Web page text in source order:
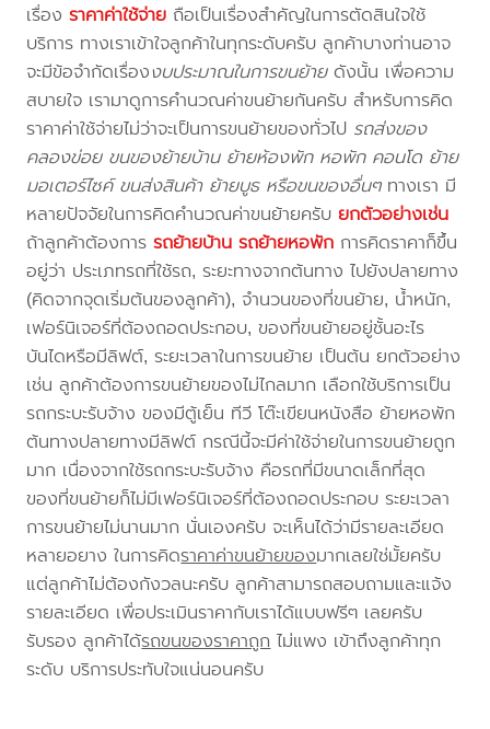
เรื่องราคาค่าใช้จ่าย ถือเป็นเรื่องสำคัญในการตัดสินใจใช้
บริการ ทางเราเข้าใจลูกค้าในทุกระดับครับ ลูกค้าบางท่านอาจ
จะมีข้อจำกัดเรื่องงบประมาณในการขนย้ายดังนั้น เพื่อความ
สบายใจ เรามาดูการคำนวณค่าขนย้ายกันครับ สำหรับการคิด
ราคาค่าใช้จ่ายไม่ว่าจะเป็นการขนย้ายของทั่วไป รถส่งของ
คลองข่อย ขนของย้ายบ้าน ย้ายห้องพัก หอพัก คอนโด ย้าย
มอเตอร์ไซค์ ขนส่งสินค้า ย้ายบูธ หรือขนของอื่นๆทางเรา มี
หลายปัจจัยในการคิดคำนวณค่าขนย้ายครับยกตัวอย่างเช่น
ถ้าลูกค้าต้องการรถย้ายบ้าน รถย้ายหอพัก การคิดราคาก็ขึ้น
อยู่ว่า ประเภทรถที่ใช้รถ, ระยะทางจากต้นทาง ไปยังปลายทาง
(คิดจากจุดเริ่มต้นของลูกค้า), จำนวนของที่ขนย้าย, น้ำหนัก,
เฟอร์นิเจอร์ที่ต้องถอดประกอบ, ของที่ขนย้ายอยู่ชั้นอะไร
บันไดหรือมีลิฟต์, ระยะเวลาในการขนย้าย เป็นต้น ยกตัวอย่าง
เช่น ลูกค้าต้องการขนย้ายของไม่ไกลมาก เลือกใช้บริการเป็น
รถกระบะรับจ้าง ของมีตู้เย็น ทีวี โต๊ะเขียนหนังสือ ย้ายหอพัก
ต้นทางปลายทางมีลิฟต์ กรณีนี้จะมีค่าใช้จ่ายในการขนย้ายถูก
มาก เนื่องจากใช้รถกระบะรับจ้าง คือรถที่มีขนาดเล็กที่สุด
ของที่ขนย้ายก็ไม่มีเฟอร์นิเจอร์ที่ต้องถอดประกอบ ระยะเวลา
การขนย้ายไม่นานมาก นั่นเองครับ จะเห็นได้ว่ามีรายละเอียด
หลายอยาง ในการคิดราคาค่าขนย้ายของมากเลยใช่มั้ยครับ
แต่ลูกค้าไม่ต้องกังวลนะครับ ลูกค้าสามารถสอบถามและแจ้ง
รายละเอียด เพื่อประเมินราคากับเราได้แบบฟรีๆ เลยครับ
รับรอง ลูกค้าได้รถขนของราคาถูกไม่แพง เข้าถึงลูกค้าทุก
ระดับ บริการประทับใจแน่นอนครับ